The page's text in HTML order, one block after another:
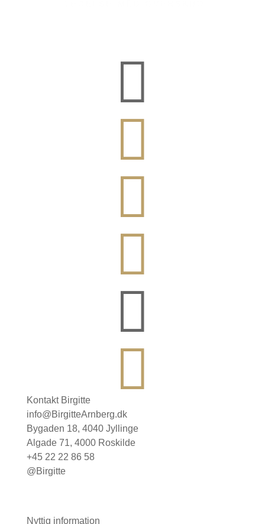






Kontakt Birgitte
info@BirgitteArnberg.dk
Bygaden 18, 4040 Jyllinge
Algade 71, 4000 Roskilde
+45 22 22 86 58
@Birgitte
Nyttig information